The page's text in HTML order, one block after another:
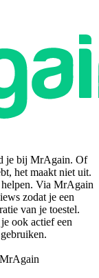
je bij MrAgain. Of
het maakt niet uit.
helpen. Via MrAgain
zodat je een
van je toestel.
ook actief een